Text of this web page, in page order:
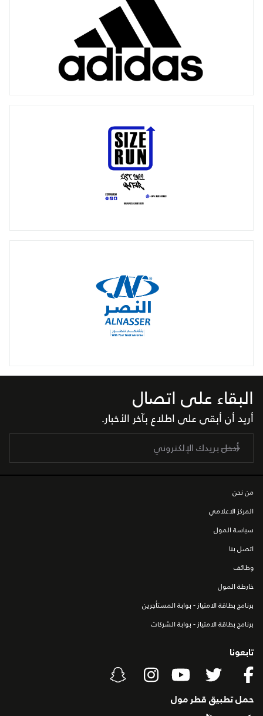
البقاء على اتصال
أريد أن أبقى على اطلاع بآخر الأخبار.
من نحن
المركز الاعلامي
سياسة المول
اتصل بنا
وظائف
خارطة المول
برنامج بطاقة الامتياز - بوابة المستأجرين
برنامج بطاقة الامتياز - بوابة الشركات
تابعونا
حمل تطبيق قطر مول